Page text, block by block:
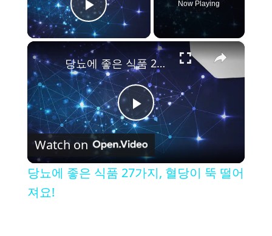
Play Video
Now Playing
×
P
l
당뇨에 좋은 식품 27가지, 혈당이 뚝 떨어져요!
Watch on
당뇨에 좋은 식품 27가지, 혈당이 뚝 떨어
져요!